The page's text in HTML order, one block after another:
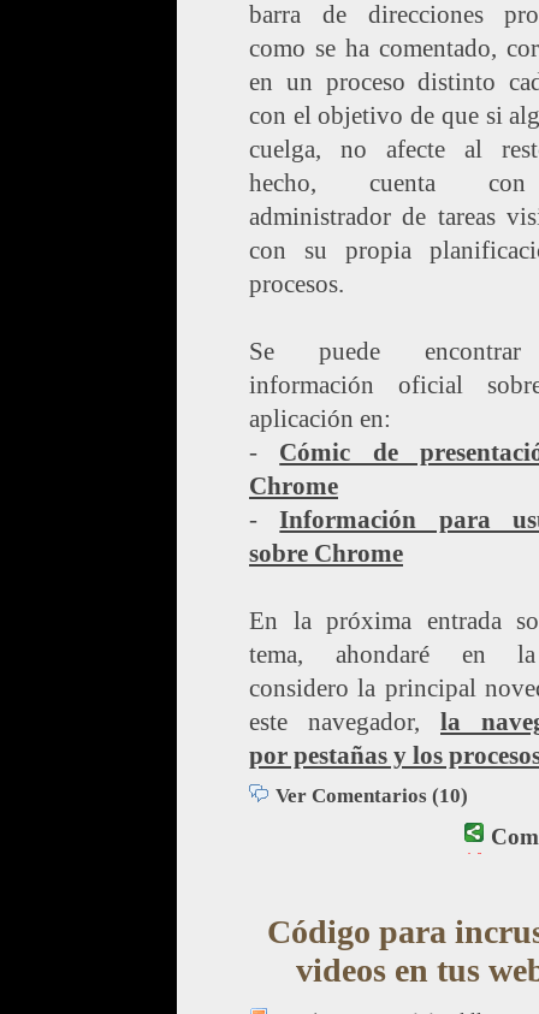
barra de direcciones
como se ha comentado,
en un proceso distinto
con el objetivo de que si
cuelga, no afecte al
hecho, cuenta
administrador de tareas
con su propia
procesos.
Se puede
información oficial
aplicación en:
- Cómic de
Chrome
-Información para
sobre Chrome
En la próxima entrada
tema, ahondaré en
considero la principal
este navegador, la
por pestañas y los
Ver Comentarios (10)
Código para
videos en tus